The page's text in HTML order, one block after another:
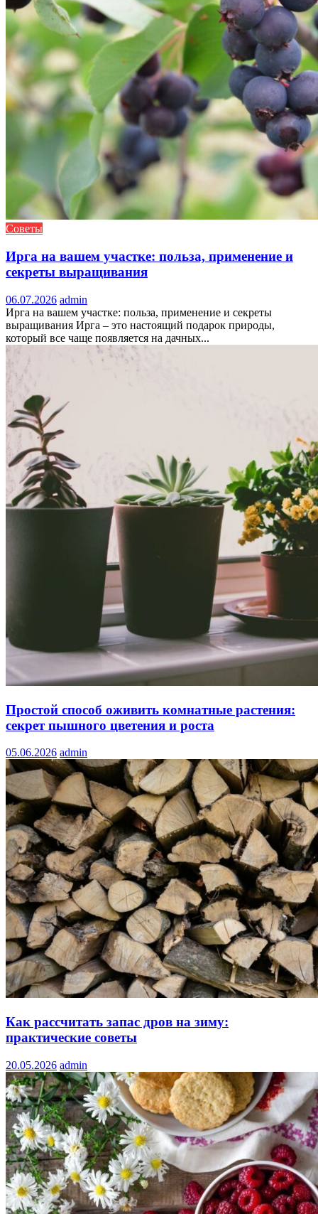
Советы
Ирга на вашем участке: польза, применение и
секреты выращивания
06.07.2026 admin
Ирга на вашем участке: польза, применение и секреты
выращивания Ирга – это настоящий подарок природы,
который все чаще появляется на дачных...
Простой способ оживить комнатные растения:
секрет пышного цветения и роста
05.06.2026 admin
Как рассчитать запас дров на зиму:
практические советы
20.05.2026 admin